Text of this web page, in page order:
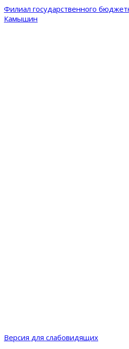
Филиал государственного
Камышин
Версия для слабовидящих